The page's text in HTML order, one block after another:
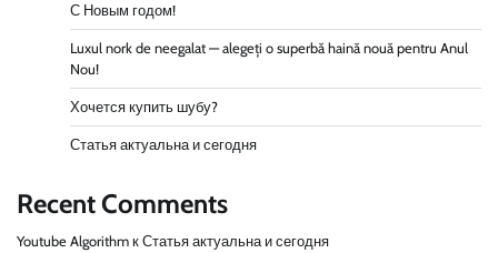
С Новым годом!
Luxul nork de neegalat — alegeți o superbă haină nouă pentru Anul
Nou!
Хочется купить шубу?
Статья актуальна и сегодня
Recent Comments
Youtube Algorithm к Статья актуальна и сегодня